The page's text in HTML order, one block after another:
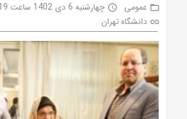
folder_open عمومی access_time چهارشنبه 6 دی 1402 ساعت 8:19
link دانشگاه تهران